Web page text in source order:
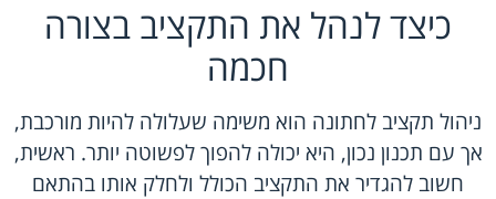
כיצד לנהל את התקציב בצורה
חכמה
ניהול תקציב לחתונה הוא משימה שעלולה להיות מורכבת,
אך עם תכנון נכון, היא יכולה להפוך לפשוטה יותר. ראשית,
חשוב להגדיר את התקציב הכולל ולחלק אותו בהתאם